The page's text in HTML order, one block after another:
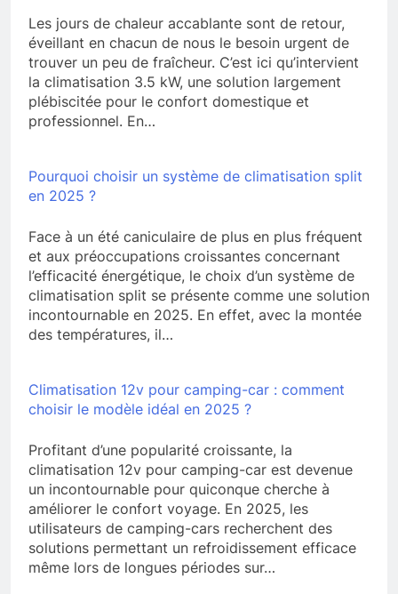
Les jours de chaleur accablante sont de retour,
éveillant en chacun de nous le besoin urgent de
trouver un peu de fraîcheur. C’est ici qu’intervient
la climatisation 3.5 kW, une solution largement
plébiscitée pour le confort domestique et
professionnel. En…
Pourquoi choisir un système de climatisation split
en 2025 ?
Face à un été caniculaire de plus en plus fréquent
et aux préoccupations croissantes concernant
l’efficacité énergétique, le choix d’un système de
climatisation split se présente comme une solution
incontournable en 2025. En effet, avec la montée
des températures, il…
Climatisation 12v pour camping-car : comment
choisir le modèle idéal en 2025 ?
Profitant d’une popularité croissante, la
climatisation 12v pour camping-car est devenue
un incontournable pour quiconque cherche à
améliorer le confort voyage. En 2025, les
utilisateurs de camping-cars recherchent des
solutions permettant un refroidissement efficace
même lors de longues périodes sur…